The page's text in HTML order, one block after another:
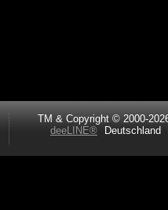
TM & Copyright © 2000-
deeLINE®
Deutschland